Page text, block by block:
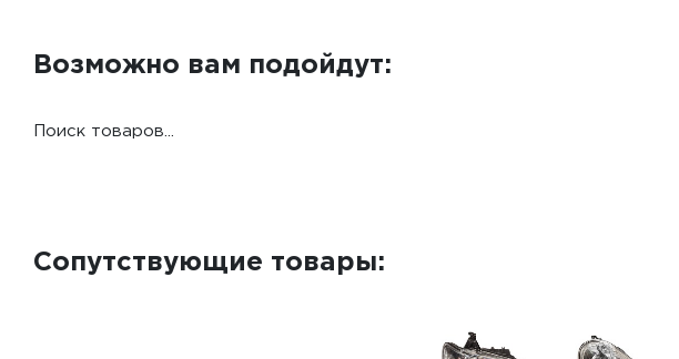
Возможно вам подойдут:
Поиск товаров...
Сопутствующие товары: